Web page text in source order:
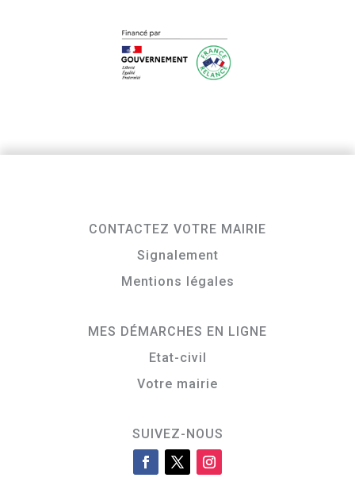
CONTACTEZ VOTRE MAIRIE
Signalement
Mentions légales
MES DÉMARCHES EN LIGNE
Etat-civil
Votre mairie
SUIVEZ-NOUS